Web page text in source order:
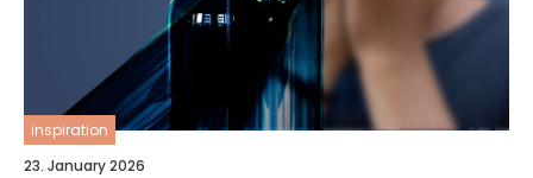
inspiration
23. January 2026